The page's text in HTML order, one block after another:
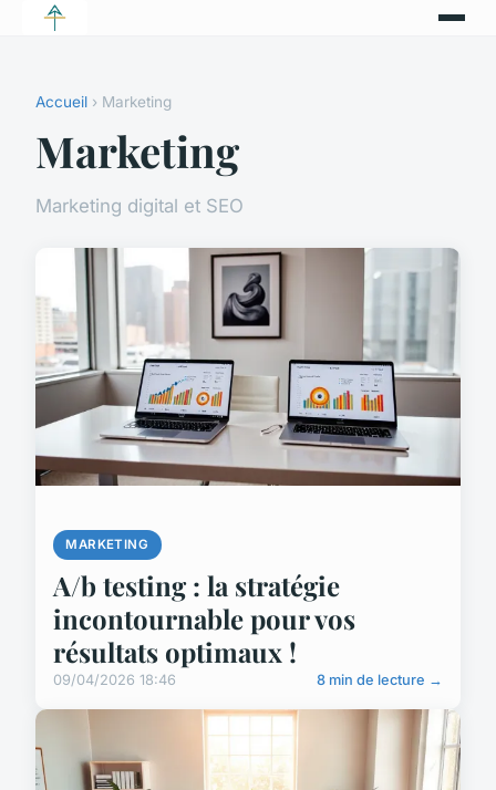
Accueil › Marketing
Marketing
Marketing digital et SEO
MARKETING
A/b testing : la stratégie
incontournable pour vos
résultats optimaux !
09/04/2026 18:46 8 min de lecture →